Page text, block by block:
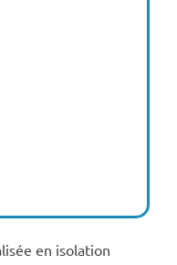
en isolation